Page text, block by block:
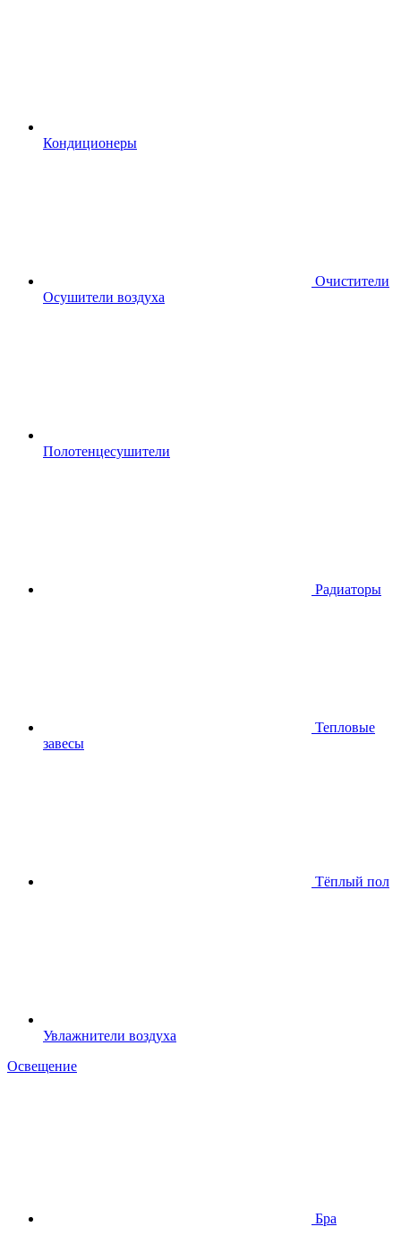
Кондиционеры
Очистители
Осушители воздуха
Полотенцесушители
Радиаторы
Тепловые
завесы
Тёплый пол
Увлажнители воздуха
Освещение
Бра